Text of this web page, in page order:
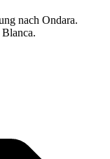
nach Ondara.